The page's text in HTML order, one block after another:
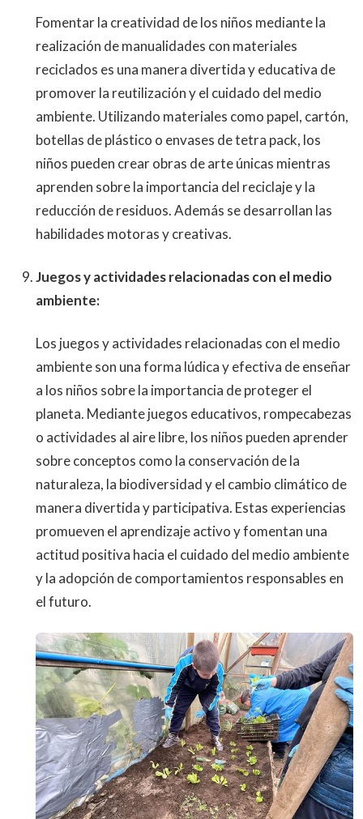
Fomentar la creatividad de los niños mediante la
realización de manualidades con materiales
reciclados es una manera divertida y educativa de
promover la reutilización y el cuidado del medio
ambiente. Utilizando materiales como papel, cartón,
botellas de plástico o envases de tetra pack, los
niños pueden crear obras de arte únicas mientras
aprenden sobre la importancia del reciclaje y la
reducción de residuos. Además se desarrollan las
habilidades motoras y creativas.
Juegos y actividades relacionadas con el medio
ambiente:
Los juegos y actividades relacionadas con el medio
ambiente son una forma lúdica y efectiva de enseñar
a los niños sobre la importancia de proteger el
planeta. Mediante juegos educativos, rompecabezas
o actividades al aire libre, los niños pueden aprender
sobre conceptos como la conservación de la
naturaleza, la biodiversidad y el cambio climático de
manera divertida y participativa. Estas experiencias
promueven el aprendizaje activo y fomentan una
actitud positiva hacia el cuidado del medio ambiente
y la adopción de comportamientos responsables en
el futuro.